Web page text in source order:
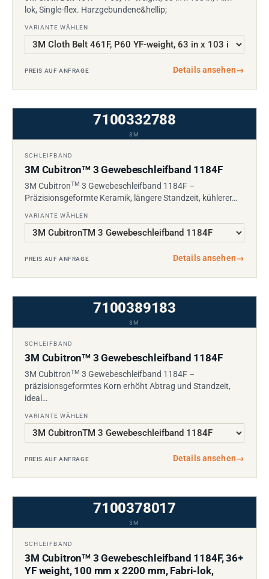
lok, Single-flex. Harzgebundene&hellip;
VARIANTE WÄHLEN
PREIS AUF ANFRAGE Details ansehen→
7100332788
3M
SCHLEIFBAND
3M CubitronTM3 Gewebeschleifband 1184F
3M CubitronTM 3 Gewebeschleifband 1184F –
Präzisionsgeformte Keramik, längere Standzeit, kühlerer…
VARIANTE WÄHLEN
PREIS AUF ANFRAGE Details ansehen→
7100389183
3M
SCHLEIFBAND
3M CubitronTM3 Gewebeschleifband 1184F
3M CubitronTM 3 Gewebeschleifband 1184F –
präzisionsgeformtes Korn erhöht Abtrag und Standzeit,
ideal…
VARIANTE WÄHLEN
PREIS AUF ANFRAGE Details ansehen→
7100378017
3M
SCHLEIFBAND
3M CubitronTM3 Gewebeschleifband 1184F, 36+
YF weight, 100 mm x 2200 mm, Fabri-lok,